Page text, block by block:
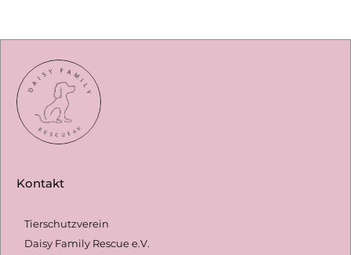
n
n
a
:Kontakt
Tierschutzverein
Daisy Family Rescue e.V.